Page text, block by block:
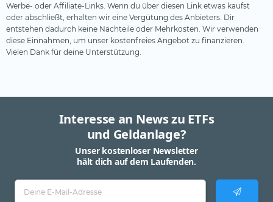
Werbe- oder Affiliate-Links. Wenn du über diesen Link etwas kaufst
oder abschließt, erhalten wir eine Vergütung des Anbieters. Dir
entstehen dadurch keine Nachteile oder Mehrkosten. Wir verwenden
diese Einnahmen, um unser kostenfreies Angebot zu finanzieren.
Vielen Dank für deine Unterstützung.
Interesse an News zu ETFs
und Geldanlage?
Unser kostenloser Newsletter
hält dich auf dem Laufenden.